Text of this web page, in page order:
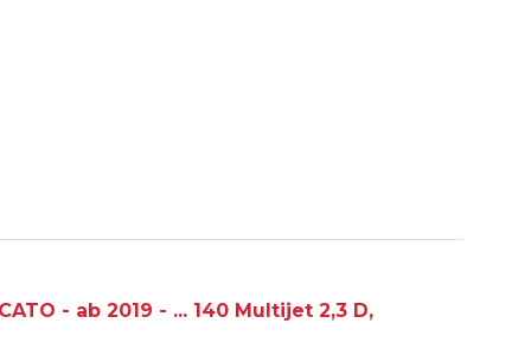
- ab 2019 - ... 140 Multijet 2,3 D,